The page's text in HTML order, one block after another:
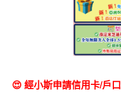
😍 經小斯申請信用卡/戶